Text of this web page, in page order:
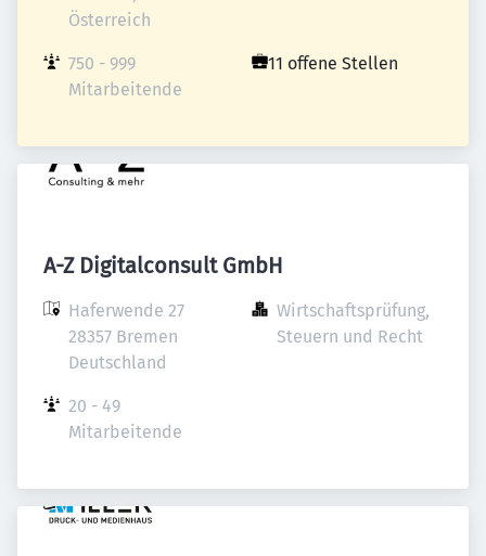
Österreich
750 - 999
Mitarbeitende
11 offene Stellen
A-Z Digitalconsult GmbH
Haferwende 27
28357 Bremen
Deutschland
Wirtschaftsprüfung,
Steuern und Recht
20 - 49
Mitarbeitende